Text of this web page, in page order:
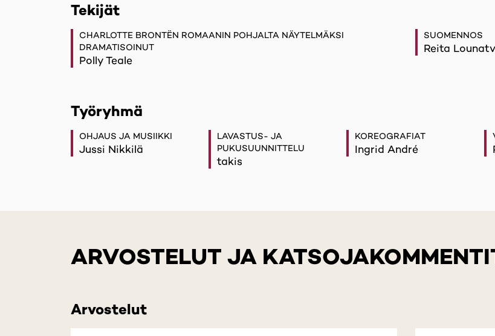
Tekijät
CHARLOTTE BRONTËN ROMAANIN POHJALTA NÄYTELMÄKSI
DRAMATISOINUT
Polly Teale
SUOMENNOS
Reita
Työryhmä
OHJAUS JA MUSIIKKI
Jussi Nikkilä
LAVASTUS- JA
PUKUSUUNNITTELU
takis
KOREOGRAFIAT
Ingrid André
ARVOSTELUT JA
Arvostelut